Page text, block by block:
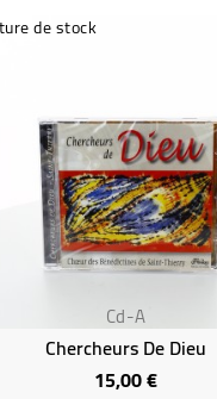
de stock
Cd-A
Chercheurs De Dieu
15,00 €Prix